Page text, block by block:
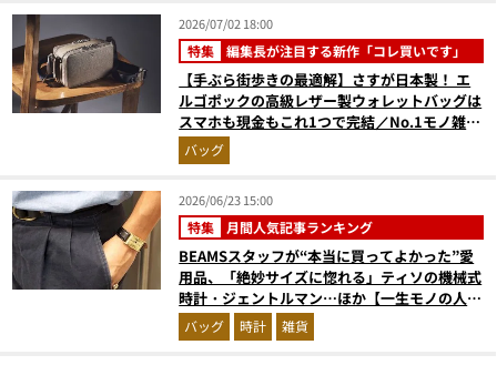
2026/07/02 18:00
特集 編集長が注目する新作「コレ買いです」
【手ぶら街歩きの最適解】さすが日本製！ エ
ルゴポックの高級レザー製ウォレットバッグは
スマホも現金もこれ1つで完結／No.1モノ雑誌
編集長のお墨付き『コレ買いです』Vol.168
バッグ
2026/06/23 15:00
特集 月間人気記事ランキング
BEAMSスタッフが“本当に買ってよかった”愛
用品、「絶妙サイズに惚れる」ティソの機械式
時計・ジェントルマン…ほか【一生モノの人気
記事ランキングベスト3】（2026年5月版）
バッグ 時計 雑貨